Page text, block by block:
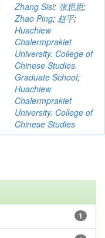
Zhang Sisi; 张思思;
Zhao Ping; 赵平;
Huachiew
Chalermprakiet
University. College of
Chinese Studies.
Graduate School;
Huachiew
Chalermprakiet
University. College of
Chinese Studies
1